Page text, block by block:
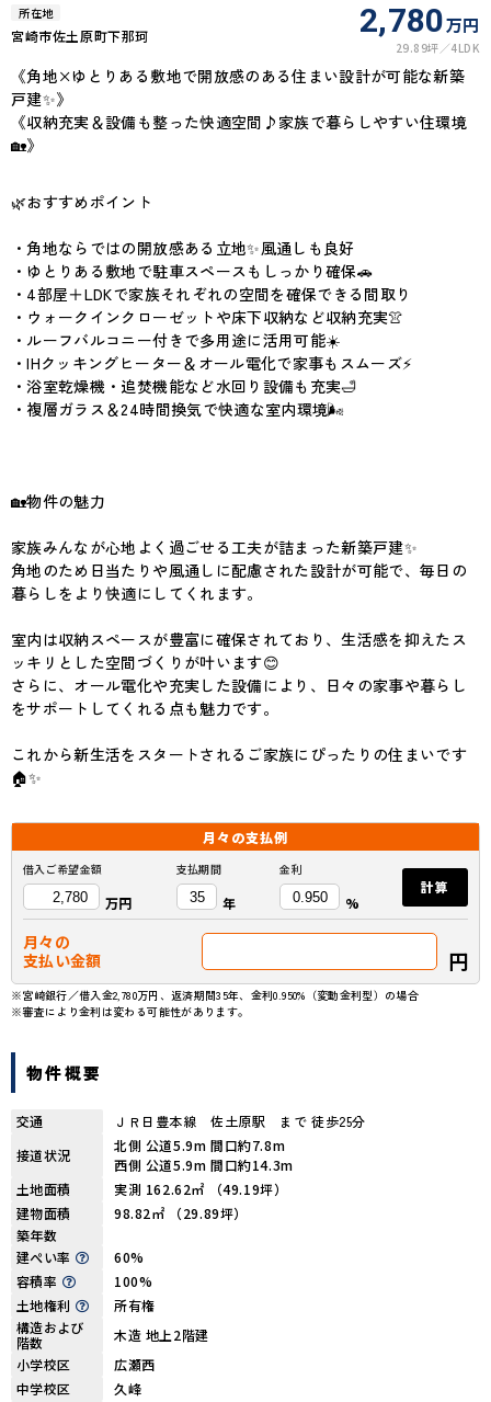
所在地
宮崎市佐土原町下那珂 2,780万円
29.89坪 4LDK
《角地×ゆとりある敷地で開放感のある住まい設計が可能な新築
戸建✨》
《収納充実＆設備も整った快適空間♪家族で暮らしやすい住環境
🏡》
🌿おすすめポイント
・角地ならではの開放感ある立地✨風通しも良好
・ゆとりある敷地で駐車スペースもしっかり確保🚗
・4部屋＋LDKで家族それぞれの空間を確保できる間取り
・ウォークインクローゼットや床下収納など収納充実👚
・ルーフバルコニー付きで多用途に活用可能☀️
・IHクッキングヒーター＆オール電化で家事もスムーズ⚡
・浴室乾燥機・追焚機能など水回り設備も充実🛁
・複層ガラス＆24時間換気で快適な室内環境🌬️
🏡物件の魅力
家族みんなが心地よく過ごせる工夫が詰まった新築戸建✨
角地のため日当たりや風通しに配慮された設計が可能で、毎日の
暮らしをより快適にしてくれます。
室内は収納スペースが豊富に確保されており、生活感を抑えたス
ッキリとした空間づくりが叶います😊
さらに、オール電化や充実した設備により、日々の家事や暮らし
をサポートしてくれる点も魅力です。
これから新生活をスタートされるご家族にぴったりの住まいです
🏠✨
月々の支払例
借入ご希望金額
万円
支払期間
年
金利
%
計算
月々の
支払い金額
円
※宮崎銀行／借入金2,780万円、返済期間35年、金利0.950%（変動金利型）の場合
※審査により金利は変わる可能性があります。
物件概要
交通
ＪＲ日豊本線 佐土原駅 まで 徒歩25分
接道状況
北側 公道5.9m 間口約7.8m
西側 公道5.9m 間口約14.3m
土地面積
実測 162.62㎡ （49.19坪）
建物面積
98.82㎡ （29.89坪）
築年数
建ぺい率
60%
容積率
100%
土地権利
所有権
構造および
階数
木造 地上2階建
小学校区
広瀬西
中学校区
久峰